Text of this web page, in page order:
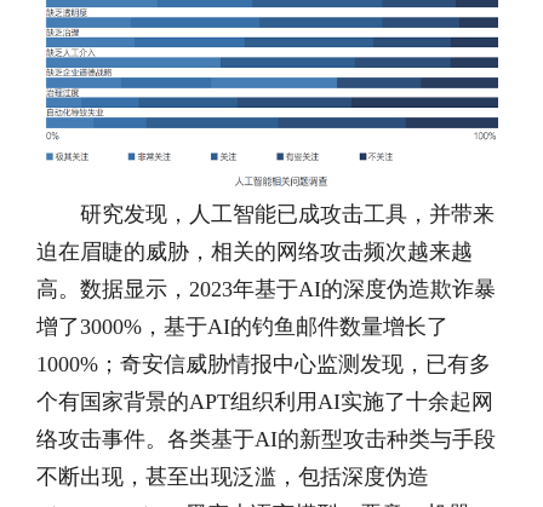
研究发现，人工智能已成攻击工具，并带来
迫在眉睫的威胁，相关的网络攻击频次越来越
高。数据显示，2023年基于AI的深度伪造欺诈暴
增了3000%，基于AI的钓鱼邮件数量增长了
1000%；奇安信威胁情报中心监测发现，已有多
个有国家背景的APT组织利用AI实施了十余起网
络攻击事件。各类基于AI的新型攻击种类与手段
不断出现，甚至出现泛滥，包括深度伪造